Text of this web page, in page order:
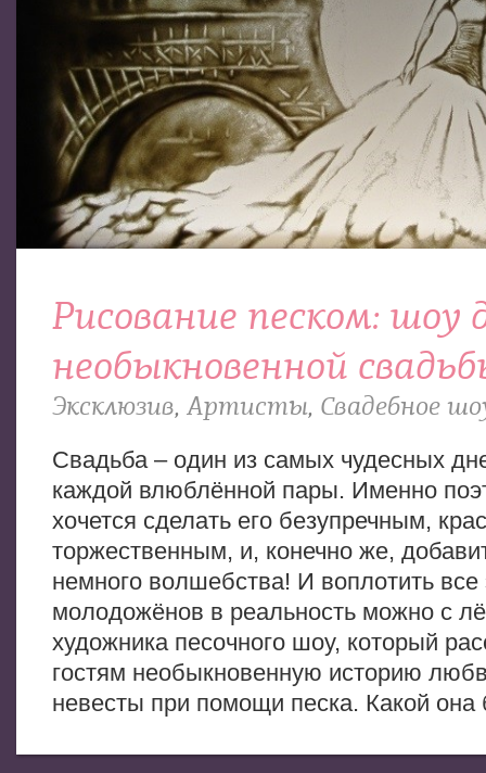
Рисование песком: шоу
необыкновенной
Эксклюзив, Артисты, Свадебное
Свадьба – один из самых чудесных
каждой влюблённой пары. Именно
хочется сделать его безупречным,
торжественным, и, конечно же,
немного волшебства! И воплотить все
молодожёнов в реальность можно с
художника песочного шоу, который
гостям необыкновенную историю
невесты при помощи песка. Какой она